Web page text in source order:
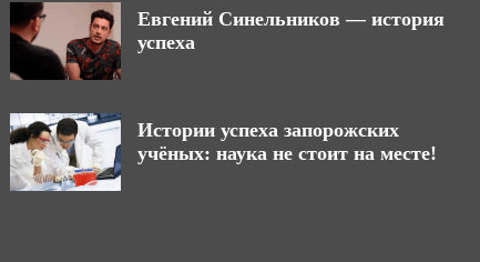
Евгений Синельников — история
успеха
Истории успеха запорожских
учёных: наука не стоит на месте!